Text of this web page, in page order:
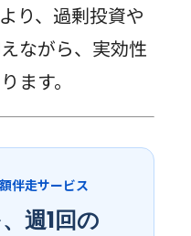
り、過剰投資や
ながら、実効性
ます。
伴走サービス
週1回の